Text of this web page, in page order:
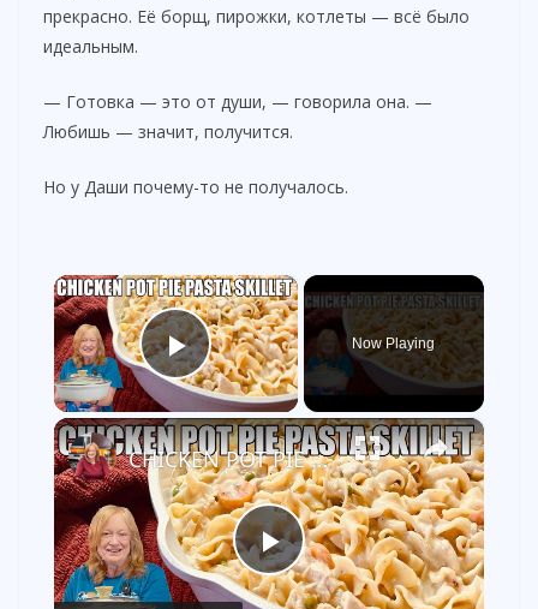
прекрасно. Её борщ, пирожки, котлеты — всё было
идеальным.
— Готовка — это от души, — говорила она. —
Любишь — значит, получится.
Но у Даши почему-то не получалось.
×
Play Video
Now Playing
×
P
CHICKEN POT PIE PASTA SKILLET Quick Weeknight Meal They Will Love